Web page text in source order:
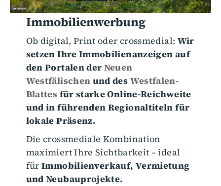
Immobilienwerbung
Ob digital, Print oder crossmedial: Wir
setzen Ihre Immobilienanzeigen auf
den Portalen der Neuen
Westfälischen und des Westfalen-
Blattes für starke Online-Reichweite
und in führenden Regionaltiteln für
lokale Präsenz.
Die crossmediale Kombination
maximiert Ihre Sichtbarkeit – ideal
fürImmobilienverkauf, Vermietung
und Neubauprojekte.